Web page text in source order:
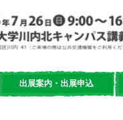
出展案内・出展申込